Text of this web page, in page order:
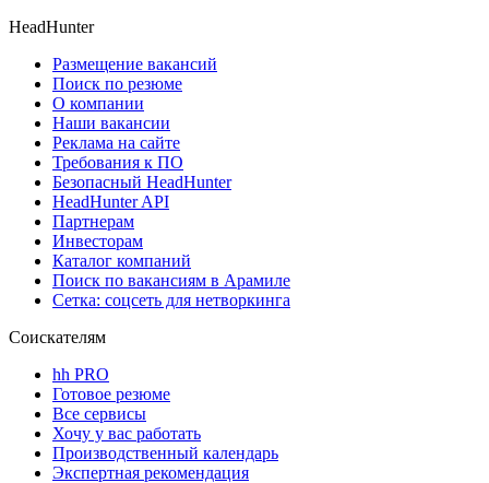
HeadHunter
Размещение вакансий
Поиск по резюме
О компании
Наши вакансии
Реклама на сайте
Требования к ПО
Безопасный HeadHunter
HeadHunter API
Партнерам
Инвесторам
Каталог компаний
Поиск по вакансиям в Арамиле
Сетка: соцсеть для нетворкинга
Соискателям
hh PRO
Готовое резюме
Все сервисы
Хочу у вас работать
Производственный календарь
Экспертная рекомендация